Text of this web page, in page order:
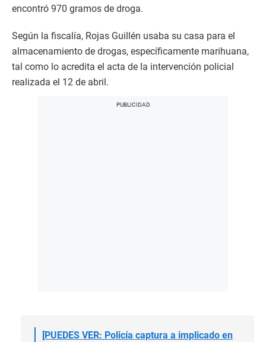
encontró 970 gramos de droga.
Según la fiscalía, Rojas Guillén usaba su casa para el
almacenamiento de drogas, específicamente marihuana,
tal como lo acredita el acta de la intervención policial
realizada el 12 de abril.
[PUEDES VER: Policía captura a implicado en